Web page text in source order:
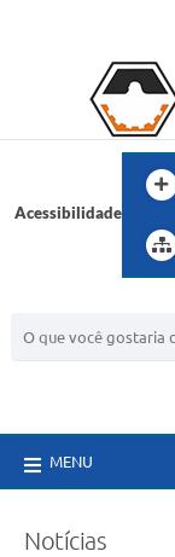
Acessibilidade
MENU
Notícias